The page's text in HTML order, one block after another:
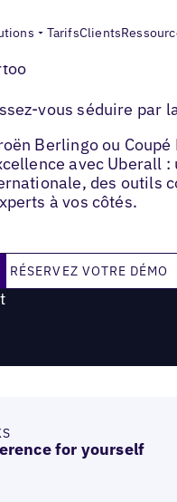
TarifsClients
vous séduire par
Berlingo ou
avec Uberall
des outils
à vos côtés.
VOTRE DÉMO
RÉSERVEZ VOTRE DÉMO
for yourself